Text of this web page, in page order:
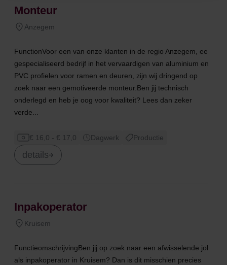
Monteur
Anzegem
FunctionVoor een van onze klanten in de regio Anzegem, een
gespecialiseerd bedrijf in het vervaardigen van aluminium en
PVC profielen voor ramen en deuren, zijn wij dringend op
zoek naar een gemotiveerde monteur.Ben jij technisch
onderlegd en heb je oog voor kwaliteit? Lees dan zeker
verde...
€ 16,0 - € 17,0 Dagwerk Productie
details
Inpakoperator
Kruisem
FunctieomschrijvingBen jij op zoek naar een afwisselende job
als inpakoperator in Kruisem? Dan is dit misschien precies